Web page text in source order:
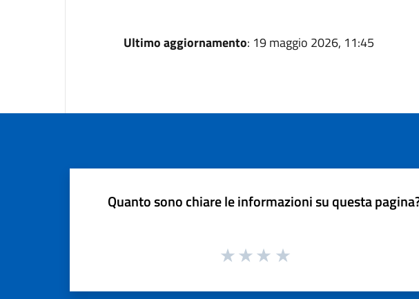
Ultimo aggiornamento: 19 maggio 2026, 11:45
Quanto sono chiare le informazioni su questa